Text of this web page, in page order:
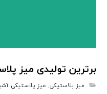
برترین تولیدی میز
میز پلاستیکی, میز پلاستیکی